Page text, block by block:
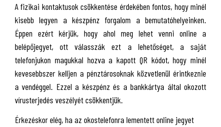
A fizikai kontaktusok csökkentése érdekében fontos, hogy minél
kisebb legyen a készpénz forgalom a bemutatóhelyeinken.
Éppen ezért kérjük, hogy ahol meg lehet venni online a
belépőjegyet, ott válasszák ezt a lehetőséget, a saját
telefonjukon magukkal hozva a kapott QR kódot, hogy minél
kevesebbszer kelljen a pénztárosoknak közvetlenül érintkeznie
a vendéggel. Ezzel a készpénz és a bankkártya által okozott
vírusterjedés veszélyét csökkentjük.
Érkezéskor elég, ha az okostelefonra lementett online jegyet